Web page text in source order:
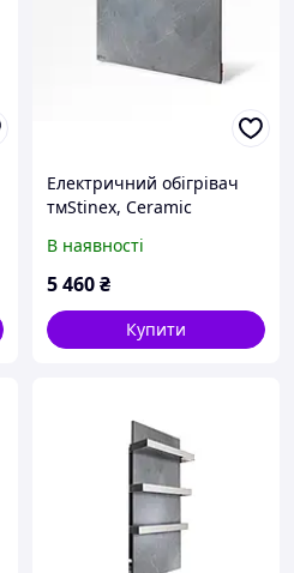
Електричний обігрівач
тмStinex, Ceramic
В наявності
5 460₴
Купити